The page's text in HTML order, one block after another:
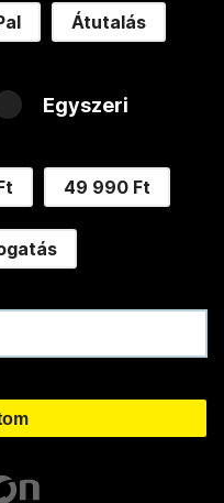
Átutalás
Egyszeri
49 990 Ft